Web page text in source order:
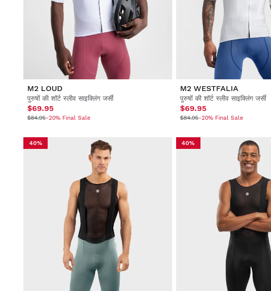
M2 LOUD
पुरुषों की शॉर्ट स्लीव साइक्लिंग जर्सी
$69.95
$84.95-20% Final Sale
M2 WESTFALIA
पुरुषों की शॉर्ट स्लीव साइक्लिंग जर्सी
$69.95
$84.95-20% Final Sale
40% 40%